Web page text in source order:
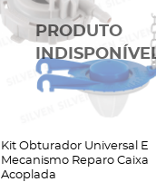
Kit Obturador Universal E
Mecanismo Reparo Caixa
Acoplada